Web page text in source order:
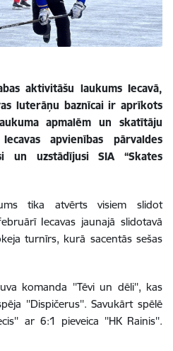
aktivitāšu laukums Iecavā,
luterāņu baznīcai ir aprīkots
apmalēm un skatītāju
apvienības pārvaldes
un uzstādījusi SIA “Skates
tika atvērts visiem slidot
Iecavas jaunajā slidotavā
turnīrs, kurā sacentās sešas
komanda ''Tēvi un dēli'', kas
''Dispičerus''. Savukārt spēlē
ar 6:1 pieveica ''HK Rainis''.